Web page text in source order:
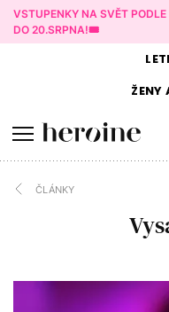
VSTUPENKY NA SVĚT
DO 20.SRPNA!🎟️
ŽENY
ČLÁNKY